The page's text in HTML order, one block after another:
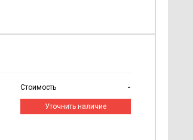
Стоимость -
Уточнить наличие